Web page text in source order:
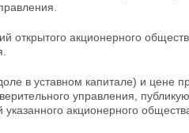
открытого акционерного
в уставном капитале) и цене
управления,
указанного акционерного